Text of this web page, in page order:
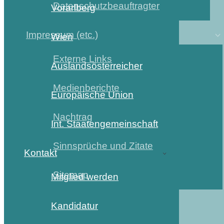
Datenschutzbeauftragter
Impressum (etc.)
Externe Links
Medienberichte
Nachtrag
Sinnsprüche und Zitate
Sitemap
Vorarlberg
Wien
Auslandsösterreicher
Europäische Union
Int. Staatengemeinschaft
Kontakt
Mitglied werden
Kandidatur